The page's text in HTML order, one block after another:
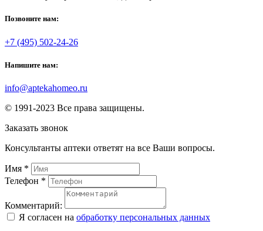
Позвоните нам:
+7 (495) 502-24-26
Напишите нам:
info@aptekahomeo.ru
© 1991-2023 Все права защищены.
Заказать звонок
Консультанты аптеки ответят на все Ваши вопросы.
Имя *
Телефон *
Комментарий:
Я согласен на обработку персональных данных